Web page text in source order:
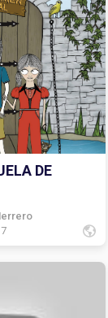
DE